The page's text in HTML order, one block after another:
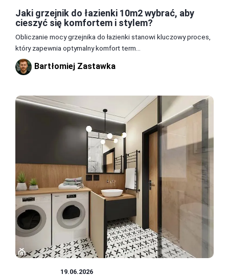
Jaki grzejnik do łazienki 10m2 wybrać, aby
cieszyć się komfortem i stylem?
Obliczanie mocy grzejnika do łazienki stanowi kluczowy proces,
który zapewnia optymalny komfort term...
Bartłomiej Zastawka
19.06.2026